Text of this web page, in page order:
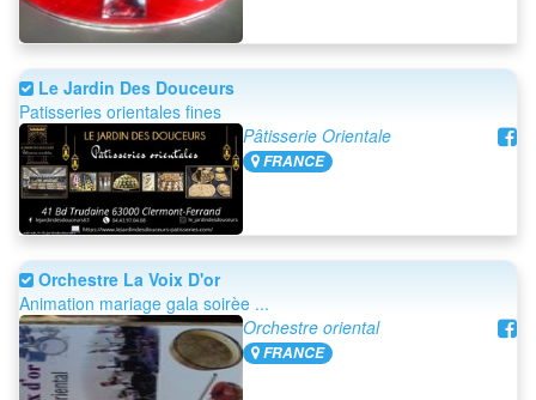
Le Jardin Des Douceurs
Patisseries orientales fines
Pâtisserie Orientale
FRANCE
Orchestre La Voix D'or
Animation mariage gala soirèe ...
Orchestre oriental
FRANCE